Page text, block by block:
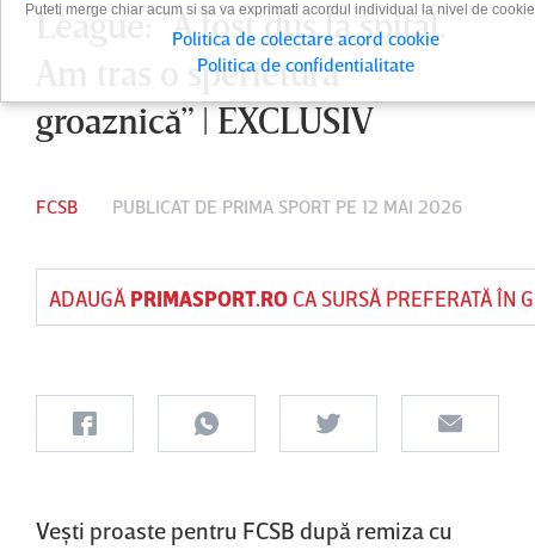
League: ”A fost dus la spital.
Am tras o sperietură
groaznică” | EXCLUSIV
FCSB PUBLICAT DE PRIMA SPORT PE 12 MAI 2026
ADAUGĂ PRIMASPORT.ROCA SURSĂ PREFERATĂ ÎN
Veşti proaste pentru FCSB după remiza cu
Puteti merge chiar acum si sa va exprimati acordul individual la nivel de
Politica de colectare acord cookie
Politica de confidentialitate